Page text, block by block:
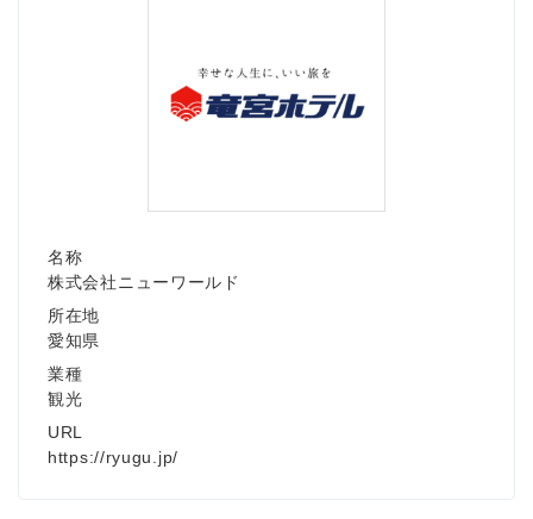
名称
株式会社ニューワールド
所在地
愛知県
業種
観光
URL
https://ryugu.jp/